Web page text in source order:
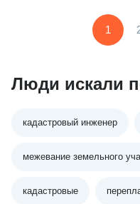
1
Люди искали
кадастровый инженер
межевание земельного
кадастровые